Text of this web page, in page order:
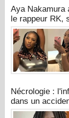
Aya Nakamura
le rappeur RK,
Nécrologie :
dans un